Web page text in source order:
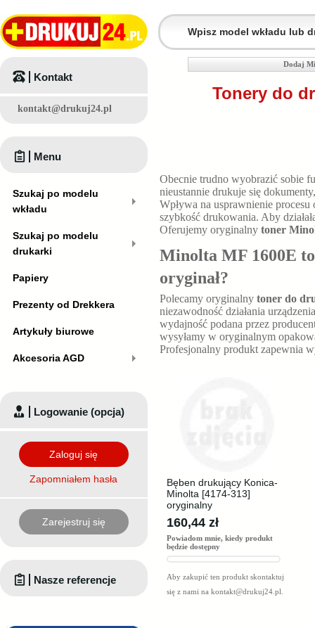
Dodaj
Tonery do
Obecnie trudno wyobrazić sobie
nieustannie drukuje się
Wpływa na usprawnienie
szybkość drukowania. Aby
Oferujemy oryginalny toner
Minolta MF 1600E
oryginał?
Polecamy oryginalny toner do
niezawodność działania
wydajność podana przez
wysyłamy w oryginalnym
Profesjonalny produkt zapewnia
Bęben drukujący Konica-
Minolta [4174-313]
oryginalny
160,44 zł
Powiadom mnie, kiedy produkt
będzie dostępny
Aby zakupić ten produkt skontaktuj
się z nami na kontakt@drukuj24.pl
Kontakt
kontakt@drukuj24.pl
Menu
Szukaj po modelu
wkładu
Szukaj po modelu
drukarki
Papiery
Prezenty od Drekkera
Artykuły biurowe
Akcesoria AGD
Logowanie (opcja)
Zaloguj się
Zapomniałem hasła
Zarejestruj się
Nasze referencje